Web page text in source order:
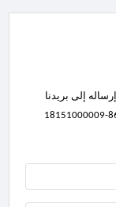
إعادة إرساله إلى بريدنا
الإلكتروني s@aogrand.com موزع ، أو اتصل على + 86-18151000009